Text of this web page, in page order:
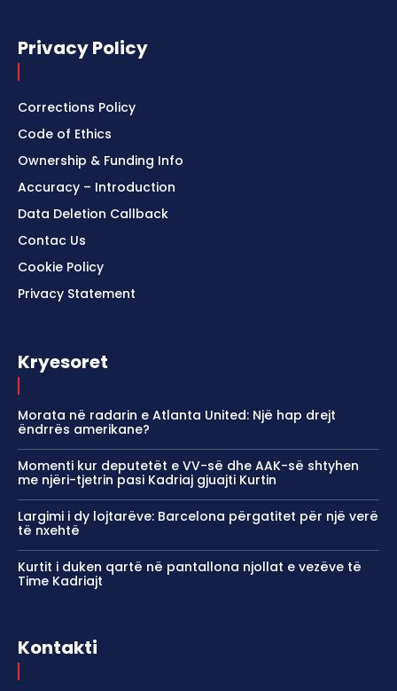
Privacy Policy
Corrections Policy
Code of Ethics
Ownership & Funding Info
Accuracy – Introduction
Data Deletion Callback
Contac Us
Cookie Policy
Privacy Statement
Kryesoret
Morata në radarin e Atlanta United: Një hap drejt
ëndrrës amerikane?
Momenti kur deputetët e VV-së dhe AAK-së shtyhen
me njëri-tjetrin pasi Kadriaj gjuajti Kurtin
Largimi i dy lojtarëve: Barcelona përgatitet për një verë
të nxehtë
Kurtit i duken qartë në pantallona njollat e vezëve të
Time Kadriajt
Kontakti